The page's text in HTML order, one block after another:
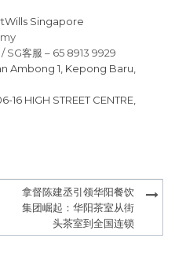
Singapore
SG客服 – 65 8913 9929
Ambong 1, Kepong Baru,
16 HIGH STREET CENTRE,
拿督陈建丞引领华阳餐饮
集团崛起：华阳茶室从街
头茶室到全国连锁